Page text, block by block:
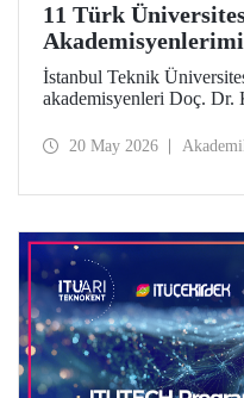
11 Türk
“Bauhaus Open
Katıldı
İstanbul Teknik
akademisyenleri Doç. Dr.
ve Stiftung Bauhaus
20 May 2026